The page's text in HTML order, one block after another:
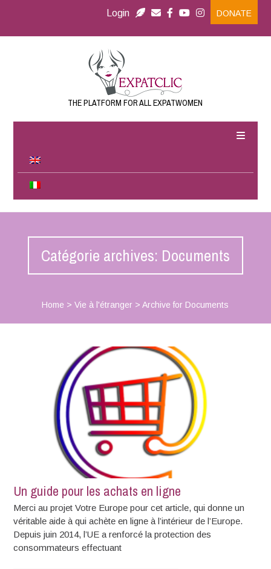
Login DONATE
THE PLATFORM FOR ALL EXPATWOMEN
Catégorie archives: Documents
Home >Vie à l'étranger >Archive for Documents
Un guide pour les achats en ligne
Merci au projet Votre Europe pour cet article, qui donne un
véritable aide à qui achète en ligne à l’intérieur de l’Europe.
Depuis juin 2014, l’UE a renforcé la protection des
consommateurs effectuant